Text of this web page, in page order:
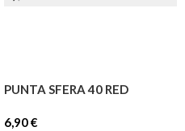
PUNTA SFERA 40 RED
6,90€